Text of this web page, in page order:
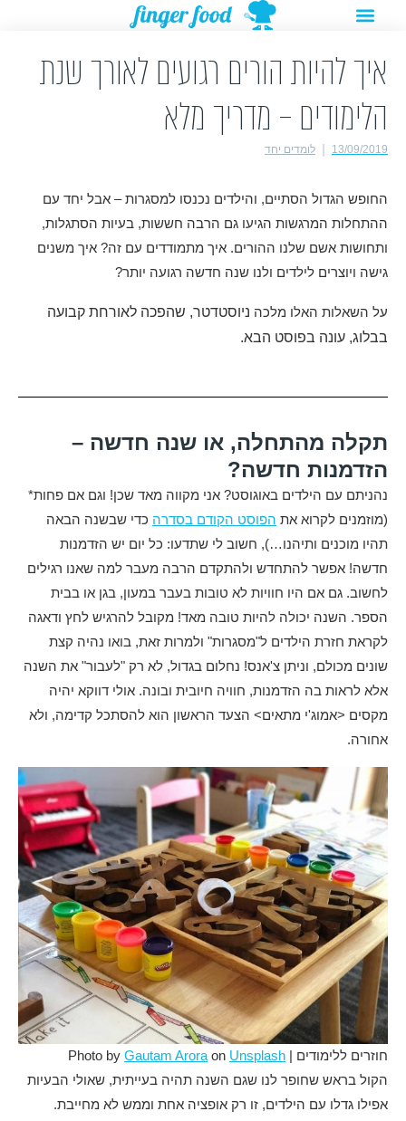
תפריט
איך להיות הורים רגועים לאורך שנת
הלימודים – מדריך מלא
13/09/2019 לומדים יחד
החופש הגדול הסתיים, והילדים נכנסו למסגרות – אבל יחד עם
ההתחלות המרגשות הגיעו גם הרבה חששות, בעיות הסתגלות,
ותחושות אשם שלנו ההורים. איך מתמודדים עם זה? איך משנים
גישה ויוצרים לילדים ולנו שנה חדשה רגועה יותר?
על השאלות האלו מלכה ניוסטדטר, שהפכה לאורחת קבועה
בבלוג, עונה בפוסט הבא.
תקלה מהתחלה, או שנה חדשה –
הזדמנות חדשה?
נהניתם עם הילדים באוגוסט? אני מקווה מאד שכן! וגם אם פחות*
(מוזמנים לקרוא את הפוסט הקודם בסדרה כדי שבשנה הבאה
תהיו מוכנים ותיהנו…), חשוב לי שתדעו: כל יום יש הזדמנות
חדשה! אפשר להתחדש ולהתקדם הרבה מעבר למה שאנו רגילים
לחשוב. גם אם היו חוויות לא טובות בעבר במעון, בגן או בבית
הספר. השנה יכולה להיות טובה מאד! מקובל להרגיש לחץ ודאגה
לקראת חזרת הילדים ל"מסגרות" ולמרות זאת, בואו נהיה קצת
שונים מכולם, וניתן צ'אנס! נחלום בגדול, לא רק "לעבור" את השנה
אלא לראות בה הזדמנות, חוויה חיובית ובונה. אולי דווקא יהיה
מקסים <אמוג'י מתאים> הצעד הראשון הוא להסתכל קדימה, ולא
אחורה.
חוזרים ללימודים | Photo by Gautam Aroraon Unsplash
הקול בראש שחופר לנו שגם השנה תהיה בעייתית, שאולי הבעיות
אפילו גדלו עם הילדים, זו רק אופציה אחת וממש לא מחייבת.